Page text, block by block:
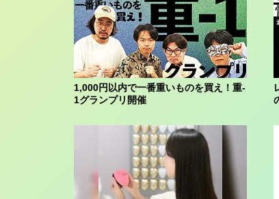
1,000円以内で一番重いものを買え！重-
1グランプリ開催